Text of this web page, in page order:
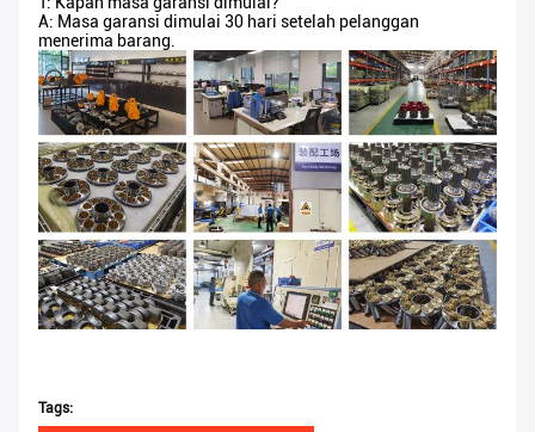
A: Masa garansi dimulai 30 hari setelah pelanggan
menerima barang.
Tags: